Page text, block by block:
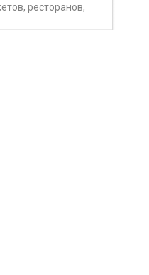
ресторанов,